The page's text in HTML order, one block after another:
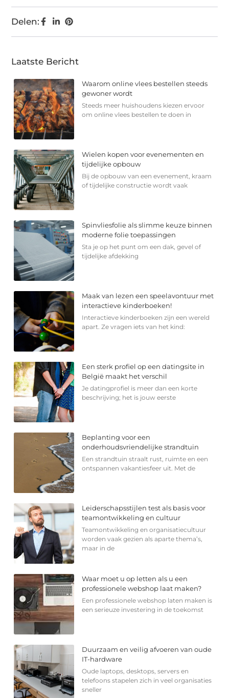
Delen:
Laatste Bericht
Waarom online vlees bestellen steeds
gewoner wordt
Steeds meer huishoudens kiezen ervoor
om online vlees bestellen te doen in
Wielen kopen voor evenementen en
tijdelijke opbouw
Bij de opbouw van een evenement, kraam
of tijdelijke constructie wordt vaak
Spinvliesfolie als slimme keuze binnen
moderne folie toepassingen
Sta je op het punt om een dak, gevel of
tijdelijke afdekking
Maak van lezen een speelavontuur met
interactieve kinderboeken!
Interactieve kinderboeken zijn een wereld
apart. Ze vragen iets van het kind:
Een sterk profiel op een datingsite in
België maakt het verschil
Je datingprofiel is meer dan een korte
beschrijving; het is jouw eerste
Beplanting voor een
onderhoudsvriendelijke strandtuin
Een strandtuin straalt rust, ruimte en een
ontspannen vakantiesfeer uit. Met de
Leiderschapsstijlen test als basis voor
teamontwikkeling en cultuur
Teamontwikkeling en organisatiecultuur
worden vaak gezien als aparte thema’s,
maar in de
Waar moet u op letten als u een
professionele webshop laat maken?
Een professionele webshop laten maken is
een serieuze investering in de toekomst
Duurzaam en veilig afvoeren van oude
IT-hardware
Oude laptops, desktops, servers en
telefoons stapelen zich in veel organisaties
sneller